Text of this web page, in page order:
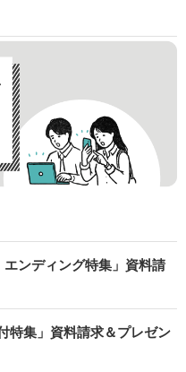
ンディング特集」資料請
特集」資料請求＆プレゼン